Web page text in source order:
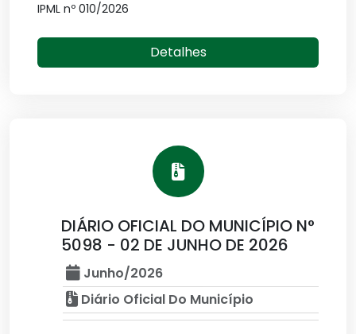
IPML nº 010/2026
Detalhes
DIÁRIO OFICIAL DO MUNICÍPIO N°
5098 - 02 DE JUNHO DE 2026
Junho/2026
Diário Oficial Do Município